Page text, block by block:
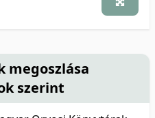
megoszlása
szerint